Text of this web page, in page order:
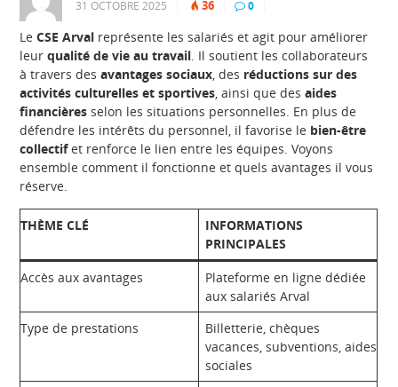
31 OCTOBRE 2025
36 0
LeCSE Arval représente les salariés et agit pour améliorer
leurqualité de vie au travail. Il soutient les collaborateurs
à travers desavantages sociaux, des réductions sur des
activités culturelles et sportives, ainsi que desaides
financières selon les situations personnelles. En plus de
défendre les intérêts du personnel, il favorise le bien-être
collectifet renforce le lien entre les équipes. Voyons
ensemble comment il fonctionne et quels avantages il vous
réserve.
THÈME CLÉ
INFORMATIONS
PRINCIPALES
Accès aux avantages
Plateforme en ligne dédiée
aux salariés Arval
Type de prestations
Billetterie, chèques
vacances, subventions, aides
sociales